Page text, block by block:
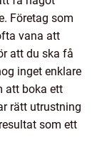
Företag som
vana att
att du ska få
inget enklare
att boka ett
rätt utrustning
som ett